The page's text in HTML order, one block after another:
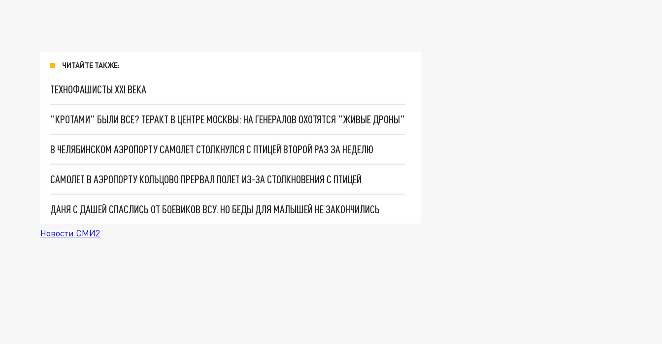
ЧИТАЙТЕ ТАКЖЕ:
ТЕХНОФАШИСТЫ XXI ВЕКА
"КРОТАМИ" БЫЛИ ВСЕ? ТЕРАКТ В ЦЕНТРЕ МОСКВЫ: НА ГЕНЕРАЛОВ ОХОТЯТСЯ "ЖИВЫЕ ДРОНЫ"
В ЧЕЛЯБИНСКОМ АЭРОПОРТУ САМОЛЕТ СТОЛКНУЛСЯ С ПТИЦЕЙ ВТОРОЙ РАЗ ЗА НЕДЕЛЮ
САМОЛЕТ В АЭРОПОРТУ КОЛЬЦОВО ПРЕРВАЛ ПОЛЕТ ИЗ-ЗА СТОЛКНОВЕНИЯ С ПТИЦЕЙ
ДАНЯ С ДАШЕЙ СПАСЛИСЬ ОТ БОЕВИКОВ ВСУ. НО БЕДЫ ДЛЯ МАЛЫШЕЙ НЕ ЗАКОНЧИЛИСЬ
Новости СМИ2